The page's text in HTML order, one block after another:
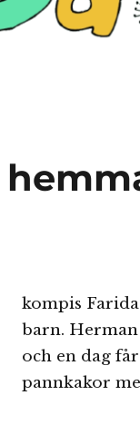
kompis
barn.
och en dag
pannkakor